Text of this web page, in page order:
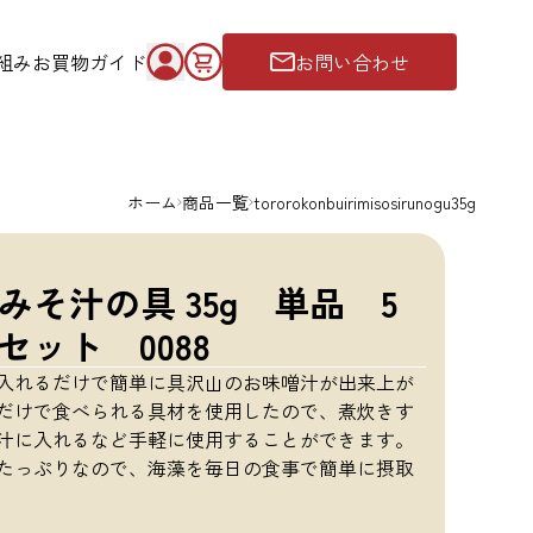
みお買物ガイド お問い合わせ
ホーム 商品一覧 tororokonbuirimisosirunogu35g
そ汁の具 35g 単品 5
ット 0088
れるだけで簡単に具沢山のお味噌汁が出来上が
けで食べられる具材を使用したので、煮炊きす
入れるなど手軽に使用することができます。
っぷりなので、海藻を毎日の食事で簡単に摂取